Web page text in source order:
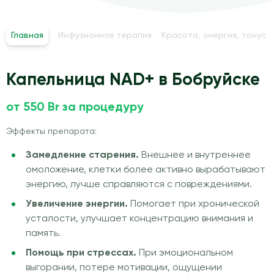
Главная Инфузионная терапия Красота, энергия, тонус
Капельница NAD+ в Бобруйске
от 550 Br за процедуру
Эффекты препарата:
Замедление старения. Внешнее и внутреннее
омоложение, клетки более активно вырабатывают
энергию, лучше справляются с повреждениями.
Увеличение энергии. Помогает при хронической
усталости, улучшает концентрацию внимания и
память.
Помощь при стрессах. При эмоциональном
выгорании, потере мотивации, ощущении